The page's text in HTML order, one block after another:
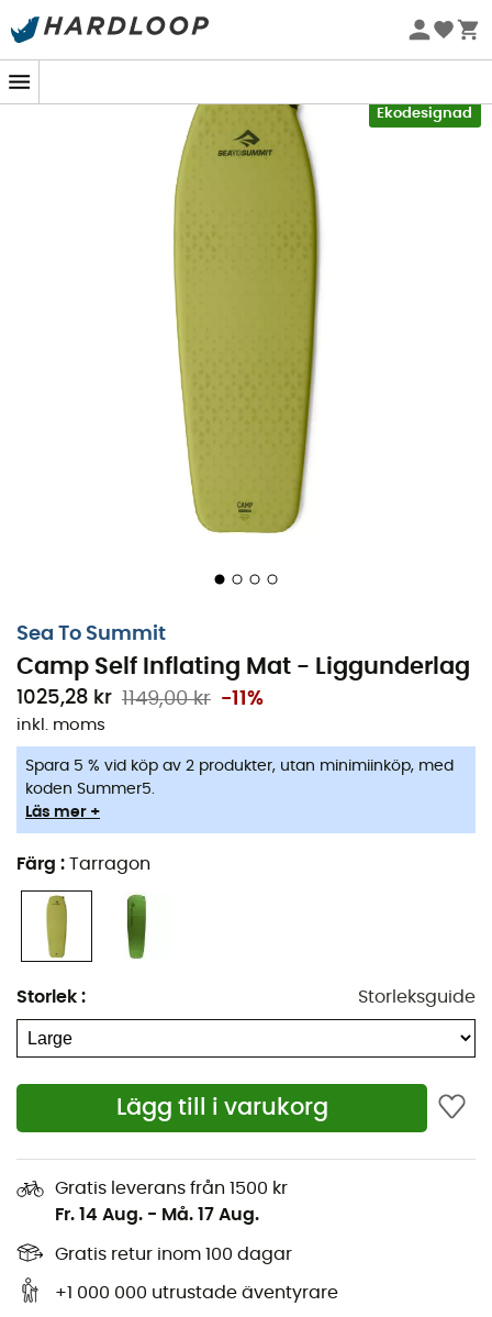
Sommarerbjudanden 🔥 -5 % EXTRA vid köp av 2 produkter*
Ekodesignad
Sea To Summit
Camp Self Inflating Mat - Liggunderlag
1025,28 kr 1149,00 kr -11%
inkl. moms
Spara 5 % vid köp av 2 produkter, utan minimiinköp, med
koden Summer5.
Läs mer +
Färg : Tarragon
Storlek : Storleksguide
Lägg till i varukorg
Gratis leverans från 1500 kr
Fr. 14 Aug. - Må. 17 Aug.
Gratis retur inom 100 dagar
+1 000 000 utrustade äventyrare
75D polyester, har denna matta en solid bas som kan
motstå nötning. Med sina 3,8 cm tjocklek kommer du att